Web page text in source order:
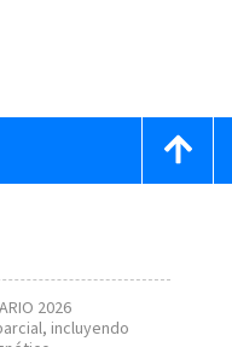
2026
incluyendo